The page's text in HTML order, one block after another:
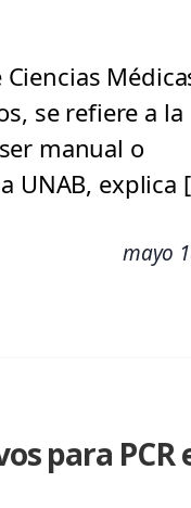
se refiere a la
manual o
UNAB, explica
mayo
para PCR